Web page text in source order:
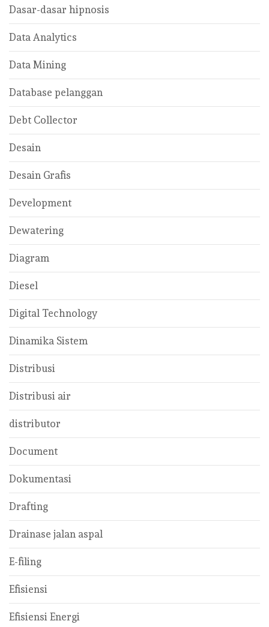
Dasar-dasar hipnosis
Data Analytics
Data Mining
Database pelanggan
Debt Collector
Desain
Desain Grafis
Development
Dewatering
Diagram
Diesel
Digital Technology
Dinamika Sistem
Distribusi
Distribusi air
distributor
Document
Dokumentasi
Drafting
Drainase jalan aspal
E-filing
Efisiensi
Efisiensi Energi